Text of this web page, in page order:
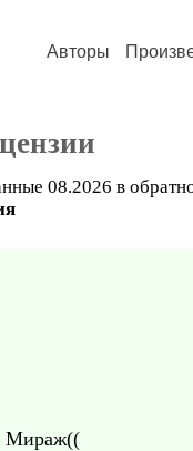
Авторы
08.2026 в
Мираж((